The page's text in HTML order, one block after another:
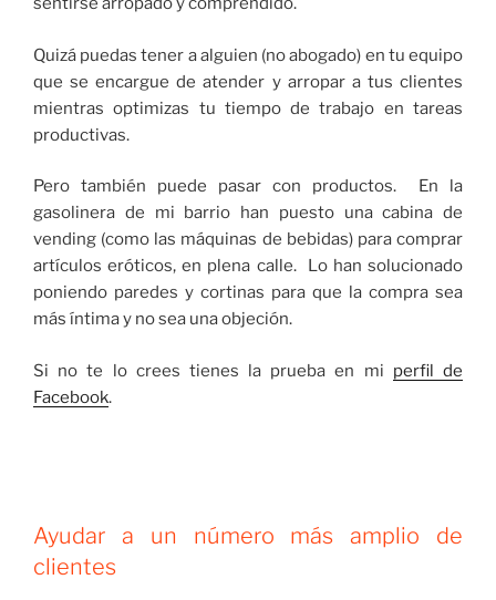
Quizá puedas tener a alguien (no abogado) en tu equipo
que se encargue de atender y arropar a tus clientes
mientras optimizas tu tiempo de trabajo en tareas
productivas.
Pero también puede pasar con productos. En la
gasolinera de mi barrio han puesto una cabina de
vending (como las máquinas de bebidas) para comprar
artículos eróticos, en plena calle. Lo han solucionado
poniendo paredes y cortinas para que la compra sea
más íntima y no sea una objeción.
Si no te lo crees tienes la prueba en mi perfil de
Facebook.
Ayudar a un número más amplio de
clientes